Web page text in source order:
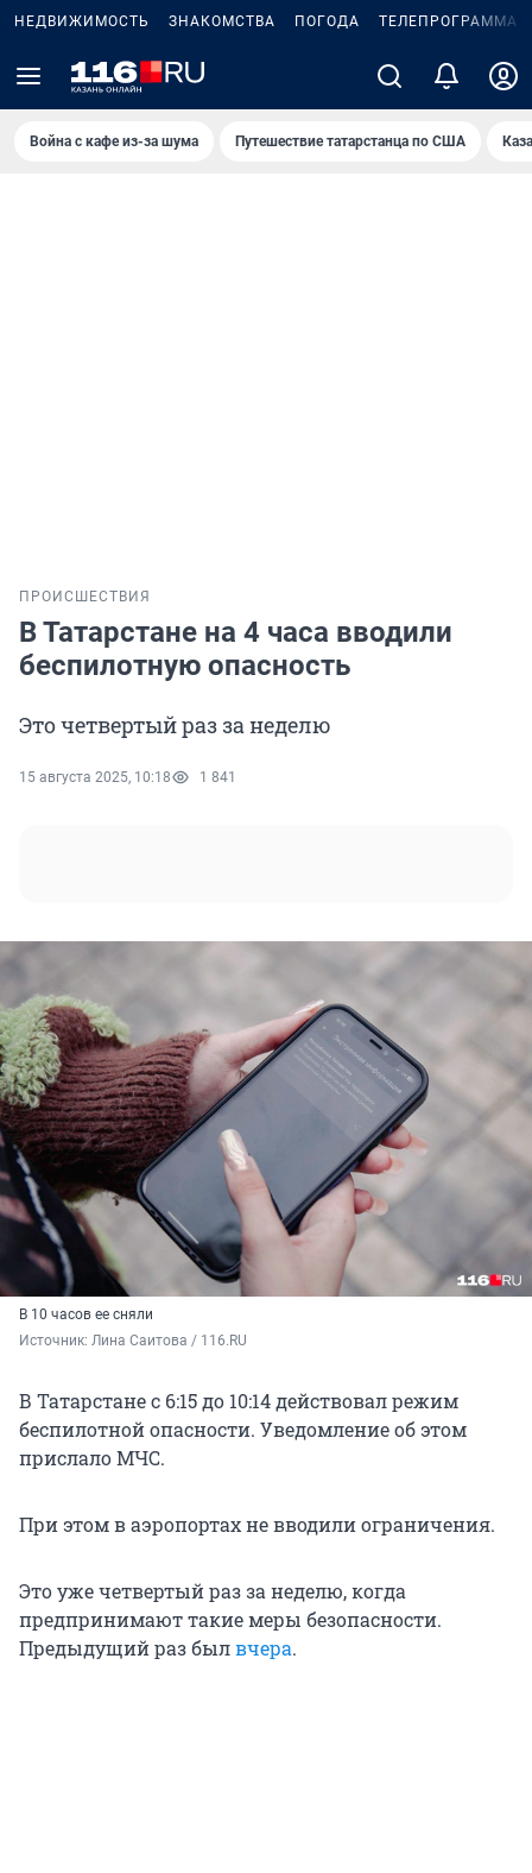
НЕДВИЖИМОСТЬ ЗНАКОМСТВА ПОГОДА ТЕЛЕПРОГРАММА
Война с кафе из-за шума Путешествие татарстанца по США
ПРОИСШЕСТВИЯ
В Татарстане на 4 часа вводили
беспилотную опасность
Это четвертый раз за неделю
15 августа 2025, 10:18 1 841
В 10 часов ее сняли
Источник: Лина Саитова / 116.RU
В Татарстане с 6:15 до 10:14 действовал режим
беспилотной опасности. Уведомление об этом
прислало МЧС.
При этом в аэропортах не вводили ограничения.
Это уже четвертый раз за неделю, когда
предпринимают такие меры безопасности.
Предыдущий раз былвчера.